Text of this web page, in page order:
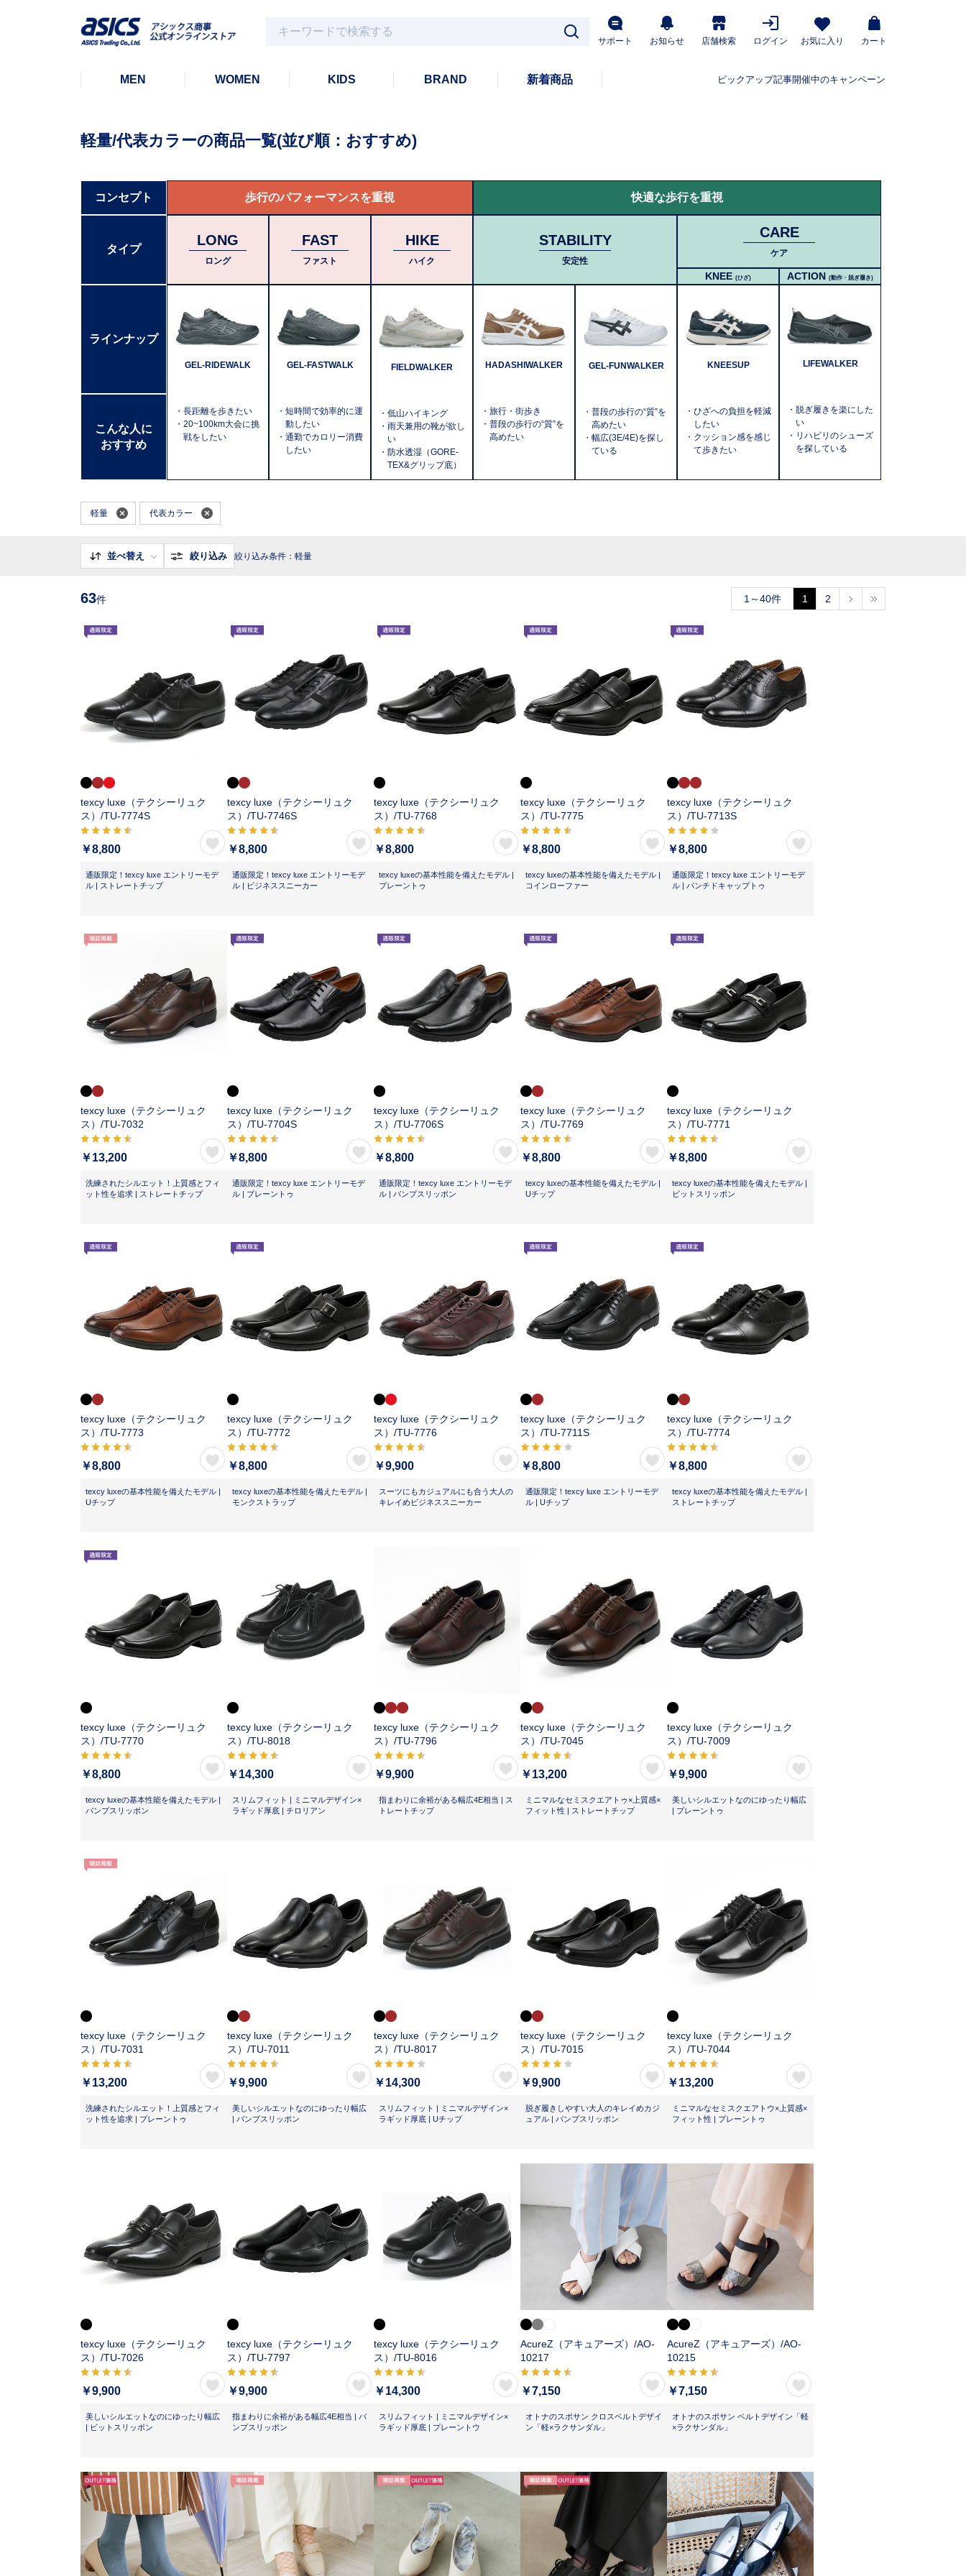
サポート お知らせ 店舗検索 ログイン お気に入り カート
MEN WOMEN KIDS BRAND 新着商品 ピックアップ記事開催中のキャンペーン
軽量/代表カラーの商品一覧(並び順：おすすめ)
コンセプト 歩行のパフォーマンスを重視 快適な歩行を重視
タイプ
LONG
ロング
FAST
ファスト
HIKE
ハイク
STABILITY
安定性
CARE
ケア
KNEE (ひざ) ACTION (動作・脱ぎ履き)
ラインナップ
GEL-RIDEWALK
・長距離を歩きたい
・20~100km大会に挑
戦をしたい
GEL-FASTWALK
・短時間で効率的に運
動したい
・通勤でカロリー消費
したい
FIELDWALKER
・低山ハイキング
・雨天兼用の靴が欲し
い
・防水透湿（GORE-
TEX&グリップ底）
HADASHIWALKER
・旅行・街歩き
・普段の歩行の“質”を
高めたい
GEL-FUNWALKER
・普段の歩行の“質”を
高めたい
・幅広(3E/4E)を探し
ている
KNEESUP
・ひざへの負担を軽減
したい
・クッション感を感じ
て歩きたい
LIFEWALKER
・脱ぎ履きを楽にした
い
・リハビリのシューズ
を探している
こんな人に
おすすめ
軽量 代表カラー
並べ替え 絞り込み 絞り込み条件：軽量
63件 1～40件 1 2
texcy luxe（テクシーリュク
ス）/TU-7774S
￥8,800
通販限定！texcy luxe エントリーモデ
ル | ストレートチップ
texcy luxe（テクシーリュク
ス）/TU-7746S
￥8,800
通販限定！texcy luxe エントリーモデ
ル | ビジネススニーカー
texcy luxe（テクシーリュク
ス）/TU-7768
￥8,800
texcy luxeの基本性能を備えたモデル |
プレーントゥ
texcy luxe（テクシーリュク
ス）/TU-7775
￥8,800
texcy luxeの基本性能を備えたモデル |
コインローファー
texcy luxe（テクシーリュク
ス）/TU-7713S
￥8,800
通販限定！texcy luxe エントリーモデ
ル | パンチドキャップトゥ
texcy luxe（テクシーリュク
ス）/TU-7032
￥13,200
洗練されたシルエット！上質感とフィ
ット性を追求 | ストレートチップ
texcy luxe（テクシーリュク
ス）/TU-7704S
￥8,800
通販限定！texcy luxe エントリーモデ
ル | プレーントゥ
texcy luxe（テクシーリュク
ス）/TU-7706S
￥8,800
通販限定！texcy luxe エントリーモデ
ル | バンプスリッポン
texcy luxe（テクシーリュク
ス）/TU-7769
￥8,800
texcy luxeの基本性能を備えたモデル |
Uチップ
texcy luxe（テクシーリュク
ス）/TU-7771
￥8,800
texcy luxeの基本性能を備えたモデル |
ビットスリッポン
texcy luxe（テクシーリュク
ス）/TU-7773
￥8,800
texcy luxeの基本性能を備えたモデル |
Uチップ
texcy luxe（テクシーリュク
ス）/TU-7772
￥8,800
texcy luxeの基本性能を備えたモデル |
モンクストラップ
texcy luxe（テクシーリュク
ス）/TU-7776
￥9,900
スーツにもカジュアルにも合う大人の
キレイめビジネススニーカー
texcy luxe（テクシーリュク
ス）/TU-7711S
￥8,800
通販限定！texcy luxe エントリーモデ
ル | Uチップ
texcy luxe（テクシーリュク
ス）/TU-7774
￥8,800
texcy luxeの基本性能を備えたモデル |
ストレートチップ
texcy luxe（テクシーリュク
ス）/TU-7770
￥8,800
texcy luxeの基本性能を備えたモデル |
バンプスリッポン
texcy luxe（テクシーリュク
ス）/TU-8018
￥14,300
スリムフィット | ミニマルデザイン×
ラギッド厚底 | チロリアン
texcy luxe（テクシーリュク
ス）/TU-7796
￥9,900
指まわりに余裕がある幅広4E相当 | ス
トレートチップ
texcy luxe（テクシーリュク
ス）/TU-7045
￥13,200
ミニマルなセミスクエアトゥ×上質感×
フィット性 | ストレートチップ
texcy luxe（テクシーリュク
ス）/TU-7009
￥9,900
美しいシルエットなのにゆったり幅広
| プレーントゥ
texcy luxe（テクシーリュク
ス）/TU-7031
￥13,200
洗練されたシルエット！上質感とフィ
ット性を追求 | プレーントゥ
texcy luxe（テクシーリュク
ス）/TU-7011
￥9,900
美しいシルエットなのにゆったり幅広
| バンプスリッポン
texcy luxe（テクシーリュク
ス）/TU-8017
￥14,300
スリムフィット | ミニマルデザイン×
ラギッド厚底 | Uチップ
texcy luxe（テクシーリュク
ス）/TU-7015
￥9,900
脱ぎ履きしやすい大人のキレイめカジ
ュアル | バンプスリッポン
texcy luxe（テクシーリュク
ス）/TU-7044
￥13,200
ミニマルなセミスクエアトウ×上質感×
フィット性 | プレーントゥ
texcy luxe（テクシーリュク
ス）/TU-7026
￥9,900
美しいシルエットなのにゆったり幅広
| ビットスリッポン
texcy luxe（テクシーリュク
ス）/TU-7797
￥9,900
指まわりに余裕がある幅広4E相当 | バ
ンプスリッポン
texcy luxe（テクシーリュク
ス）/TU-8016
￥14,300
スリムフィット | ミニマルデザイン×
ラギッド厚底 | プレーントウ
AcureZ（アキュアーズ）/AO-
10217
￥7,150
オトナのスポサン クロスベルトデザイ
ン「軽×ラクサンダル」
AcureZ（アキュアーズ）/AO-
10215
￥7,150
オトナのスポサン ベルトデザイン「軽
×ラクサンダル」